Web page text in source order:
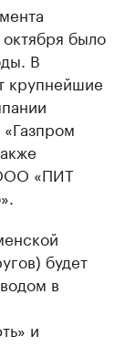
было
В
крупнейшие
«ПИТ
будет
в
и